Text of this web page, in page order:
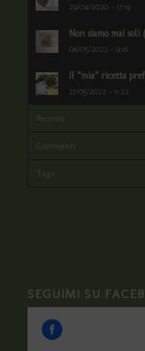
29/04/2020 - 17:19
Non siamo mai
06/05/2022 - 9:16
Il “mia” ricetta
27/05/2022 - 11:22
Recente
Commenti
Tags
SEGUIMI SU